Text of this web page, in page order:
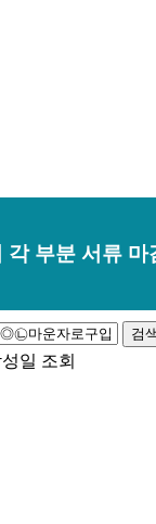
각 부분 서류
검색
일 조회